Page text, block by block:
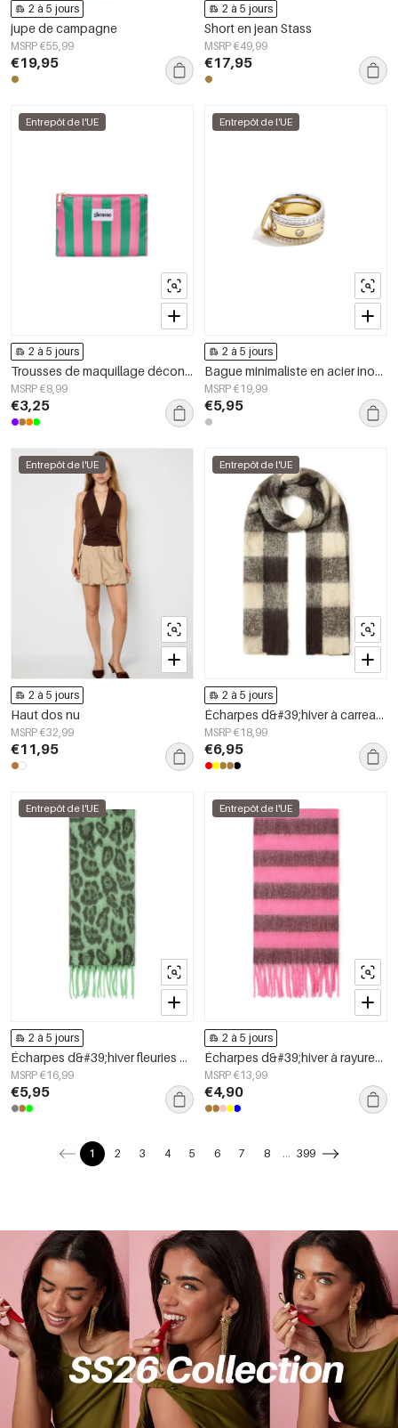
2 à 5 jours
jupe de campagne
MSRP €55,99
€19,95
2 à 5 jours
Short en jean Stass
MSRP €49,99
€17,95
Entrepôt de l'UE
2 à 5 jours
Trousses de maquillage décontractées en polyester pour accessoires quotidiens
MSRP €8,99
€3,25
Entrepôt de l'UE
2 à 5 jours
Bague minimaliste en acier inoxydable, style cercle, collection Daily Simple, bijoux pour femmes
MSRP €19,99
€5,95
Entrepôt de l'UE
2 à 5 jours
Haut dos nu
MSRP €32,99
€11,95
Entrepôt de l'UE
2 à 5 jours
Écharpes d&#39;hiver à carreaux, simples, en polyester, accessoires du quotidien
MSRP €18,99
€6,95
Entrepôt de l'UE
2 à 5 jours
Écharpes d&#39;hiver fleuries en polyester décontracté, accessoires du quotidien
MSRP €16,99
€5,95
Entrepôt de l'UE
2 à 5 jours
Écharpes d&#39;hiver à rayures en polyester décontracté, accessoires du quotidien
MSRP €13,99
€4,90
1 2 3 4 5 6 7 8 ... 399